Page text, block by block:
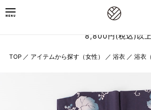
8,800円(税込)以
TOP ／ アイテムから探す（女性） ／ 浴衣 ／ 浴衣